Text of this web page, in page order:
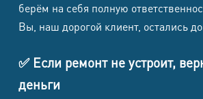
Наименование работ
режимов
берём на себя полную
Вы, наш дорогой клиент, остались
✅ Если ремонт не устроит,
деньги